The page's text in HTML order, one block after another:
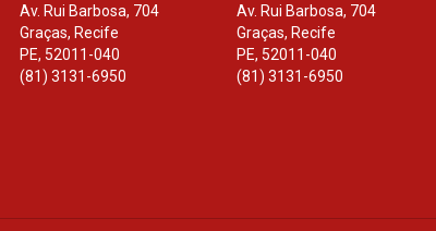
Av. Rui Barbosa, 704
Graças, Recife
PE, 52011-040
(81) 3131-6950
Av. Rui Barbosa, 704
Graças, Recife
PE, 52011-040
(81) 3131-6950